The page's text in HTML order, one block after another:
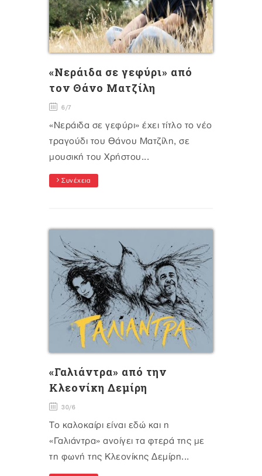
«Νεράιδα σε γεφύρι» από
τον Θάνο Ματζίλη
6/7
«Νεράιδα σε γεφύρι» έχει τίτλο το νέο
τραγούδι του Θάνου Ματζίλη, σε
μουσική του Χρήστου...
Συνέχεια
«Γαλιάντρα» από την
Κλεονίκη Δεμίρη
30/6
Το καλοκαίρι είναι εδώ και η
«Γαλιάντρα» ανοίγει τα φτερά της με
τη φωνή της Κλεονίκης Δεμίρη...